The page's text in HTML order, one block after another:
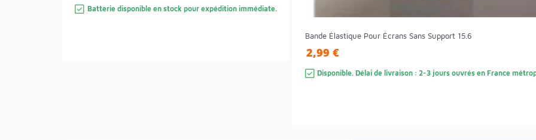
Batterie disponible en stock pour expédition immédiate.
Bande Élastique Pour Écrans Sans Support 15.6
2,99 €
Disponible. Délai de livraison : 2-3 jours ouvrés en France